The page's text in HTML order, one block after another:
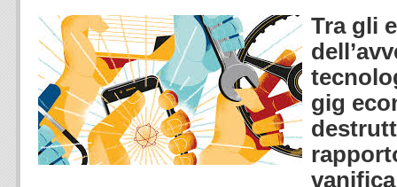
Tra gli
gig